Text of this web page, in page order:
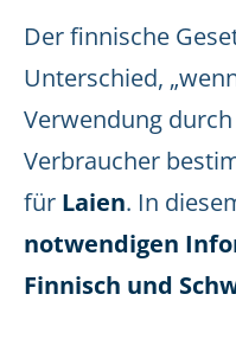
Der finnische
Unterschied,
Verwendung
Verbraucher
für Laien. In
notwendigen
Finnisch und